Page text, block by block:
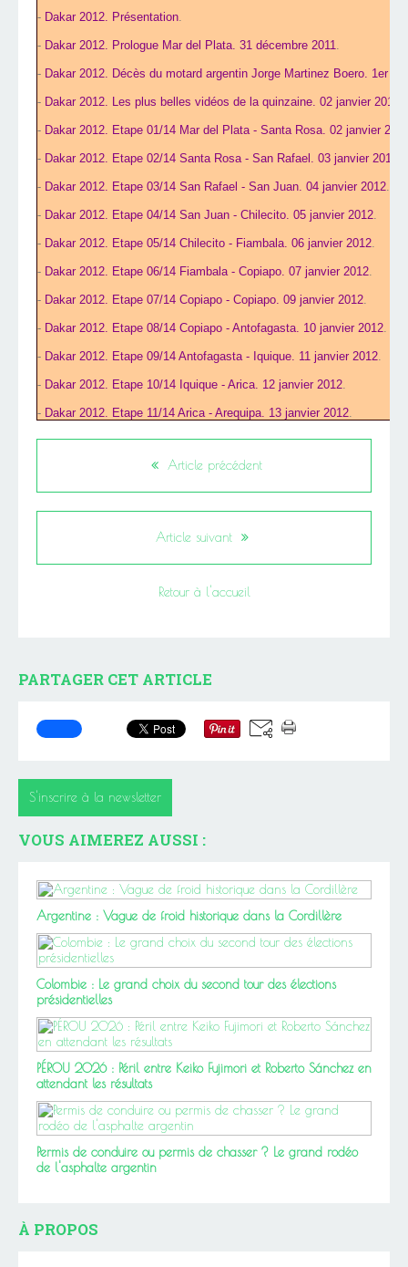
- Dakar 2012. Présentation.
- Dakar 2012. Prologue Mar del Plata. 31 décembre 2011.
- Dakar 2012. Décès du motard argentin Jorge Martinez Boero. 1er
- Dakar 2012. Les plus belles vidéos de la quinzaine. 02 janvier 2012
- Dakar 2012. Etape 01/14 Mar del Plata - Santa Rosa. 02 janvier
- Dakar 2012. Etape 02/14 Santa Rosa - San Rafael. 03 janvier 2012
- Dakar 2012. Etape 03/14 San Rafael - San Juan. 04 janvier 2012.
- Dakar 2012. Etape 04/14 San Juan - Chilecito. 05 janvier 2012.
- Dakar 2012. Etape 05/14 Chilecito - Fiambala. 06 janvier 2012.
- Dakar 2012. Etape 06/14 Fiambala - Copiapo. 07 janvier 2012.
- Dakar 2012. Etape 07/14 Copiapo - Copiapo. 09 janvier 2012.
- Dakar 2012. Etape 08/14 Copiapo - Antofagasta. 10 janvier 2012.
- Dakar 2012. Etape 09/14 Antofagasta - Iquique. 11 janvier 2012.
- Dakar 2012. Etape 10/14 Iquique - Arica. 12 janvier 2012.
- Dakar 2012. Etape 11/14 Arica - Arequipa. 13 janvier 2012.
Article précédent
Article suivant
Retour à l'accueil
PARTAGER CET ARTICLE
S'inscrire à la newsletter
VOUS AIMEREZ AUSSI :
Argentine : Vague de froid historique dans la Cordillère
Colombie : Le grand choix du second tour des élections
présidentielles
PÉROU 2026 : Péril entre Keiko Fujimori et Roberto Sánchez en
attendant les résultats
Permis de conduire ou permis de chasser ? Le grand rodéo
de l'asphalte argentin
À PROPOS